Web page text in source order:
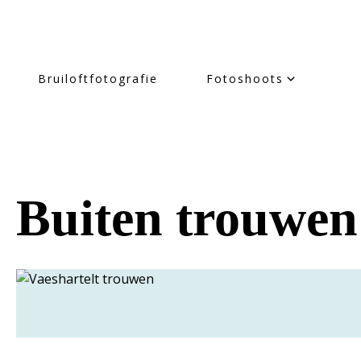
Bruiloftfotografie Fotoshoots
Buiten